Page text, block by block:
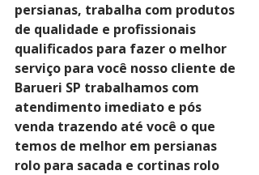
persianas, trabalha com produtos
de qualidade e profissionais
qualificados para fazer o melhor
serviço para você nosso cliente de
Barueri SP trabalhamos com
atendimento imediato e pós
venda trazendo até você o que
temos de melhor em persianas
rolo para sacada e cortinas rolo